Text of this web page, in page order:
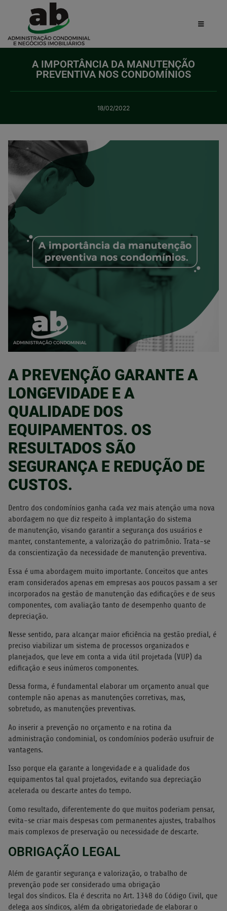
A IMPORTÂNCIA DA MANUTENÇÃO
PREVENTIVA NOS CONDOMÍNIOS
18/02/2022
A PREVENÇÃO GARANTE A
LONGEVIDADE E A
QUALIDADE DOS
EQUIPAMENTOS. OS
RESULTADOS SÃO
SEGURANÇA E REDUÇÃO DE
CUSTOS.
Dentro dos condomínios ganha cada vez mais atenção uma nova
abordagem no que diz respeito à implantação do sistema
de manutenção, visando garantir a segurança dos usuários e
manter, constantemente, a valorização do patrimônio. Trata-se
da conscientização da necessidade de manutenção preventiva.
Essa é uma abordagem muito importante. Conceitos que antes
eram considerados apenas em empresas aos poucos passam a ser
incorporados na gestão de manutenção das edificações e de seus
componentes, com avaliação tanto de desempenho quanto de
depreciação.
Nesse sentido, para alcançar maior eficiência na gestão predial, é
preciso viabilizar um sistema de processos organizados e
planejados, que leve em conta a vida útil projetada (VUP) da
edificação e seus inúmeros componentes.
Dessa forma, é fundamental elaborar um orçamento anual que
contemple não apenas as manutenções corretivas, mas,
sobretudo, as manutenções preventivas.
Ao inserir a prevenção no orçamento e na rotina da
administração condominial, os condomínios poderão usufruir de
vantagens.
Isso porque ela garante a longevidade e a qualidade dos
equipamentos tal qual projetados, evitando sua depreciação
acelerada ou descarte antes do tempo.
Como resultado, diferentemente do que muitos poderiam pensar,
evita-se criar mais despesas com permanentes ajustes, trabalhos
mais complexos de preservação ou necessidade de descarte.
OBRIGAÇÃO LEGAL
Além de garantir segurança e valorização, o trabalho de
prevenção pode ser considerado uma obrigação
legal dos síndicos. Ela é descrita no Art. 1348 do Código Civil, que
delega aos síndicos, além da obrigatoriedade de elaborar o